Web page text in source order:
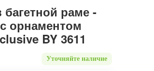
раме -
орнаментом
BY 3611
Уточняйте наличие